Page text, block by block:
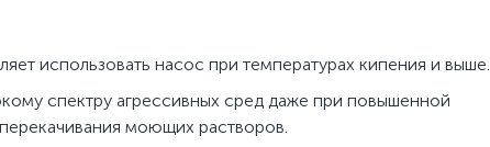
использовать насос при температурах кипения и выше.
спектру агрессивных сред даже при повышенной
моющих растворов.